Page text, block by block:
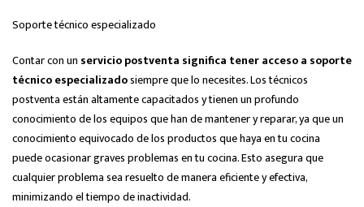
Soporte técnico especializado
Contar con un servicio postventa significa tener acceso a soporte
técnico especializadosiempre que lo necesites. Los técnicos
postventa están altamente capacitados y tienen un profundo
conocimiento de los equipos que han de mantener y reparar, ya que un
conocimiento equivocado de los productos que haya en tu cocina
puede ocasionar graves problemas en tu cocina. Esto asegura que
cualquier problema sea resuelto de manera eficiente y efectiva,
minimizando el tiempo de inactividad.